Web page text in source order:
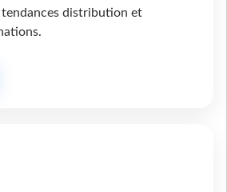
tendances distribution et